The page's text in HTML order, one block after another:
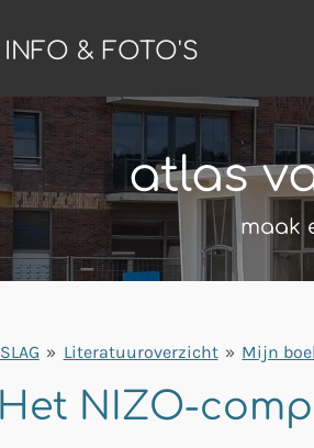
& FOTO'S
atlas
maak
» Literatuuroverzicht » Mijn
NIZO-